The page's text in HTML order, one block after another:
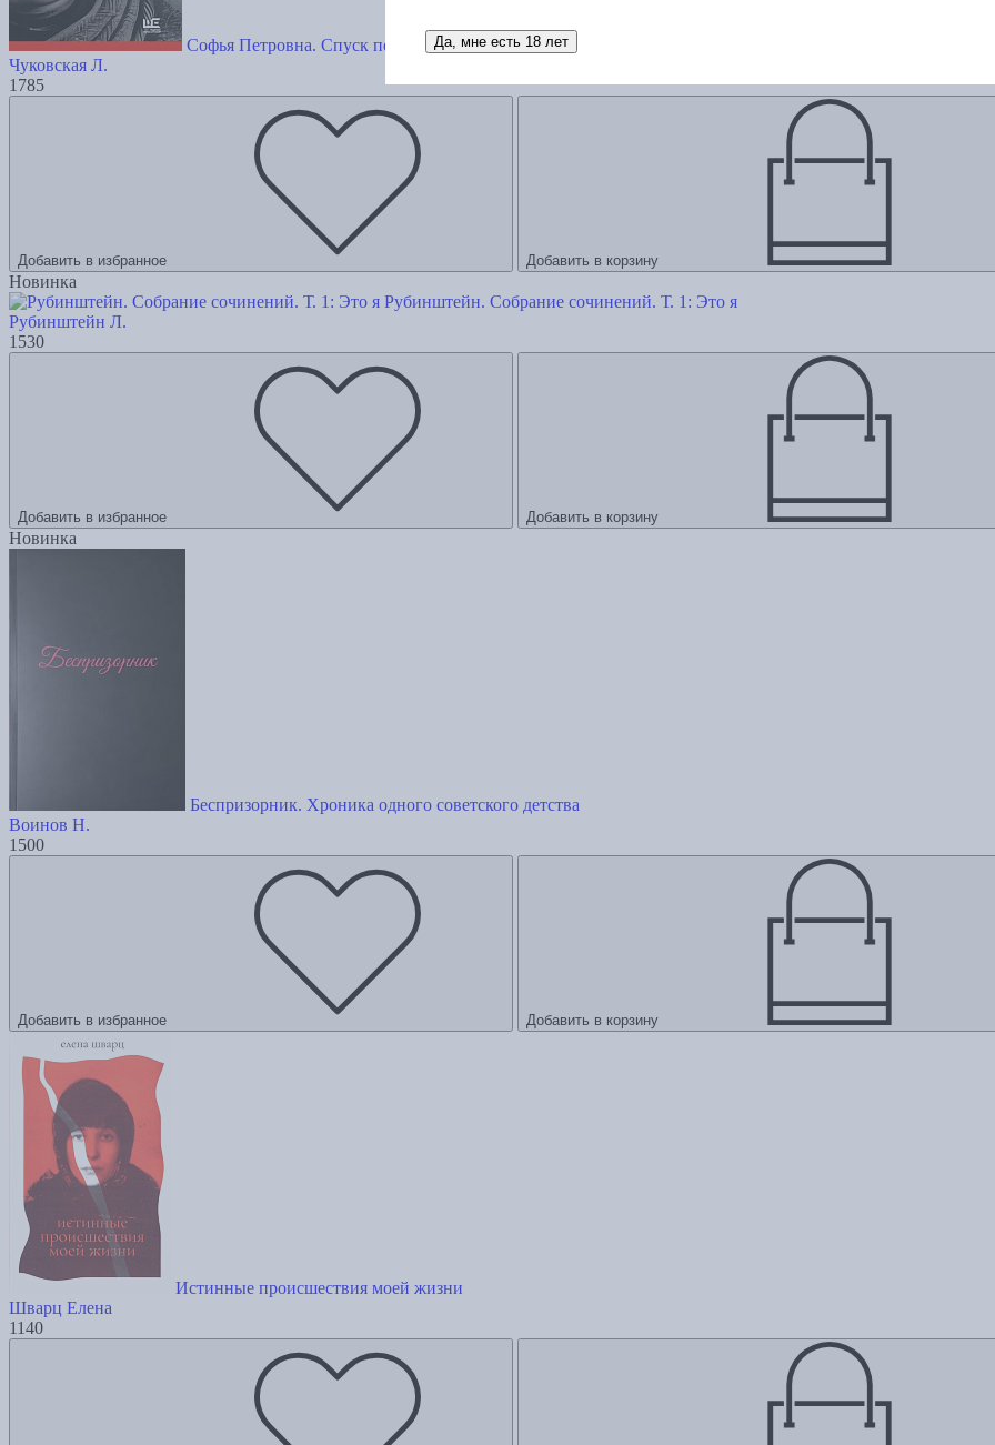
Софья Петровна. Спуск под воду. Прочерк
Чуковская Л.
1785
Добавить в избранное Добавить в корзину
Новинка
Рубинштейн. Собрание сочинений. Т. 1: Это я
Рубинштейн Л.
1530
Добавить в избранное Добавить в корзину
Новинка
Беспризорник. Хроника одного советского детства
Воинов Н.
1500
Добавить в избранное Добавить в корзину
Истинные происшествия моей жизни
Шварц Елена
1140
Да, мне есть 18 лет